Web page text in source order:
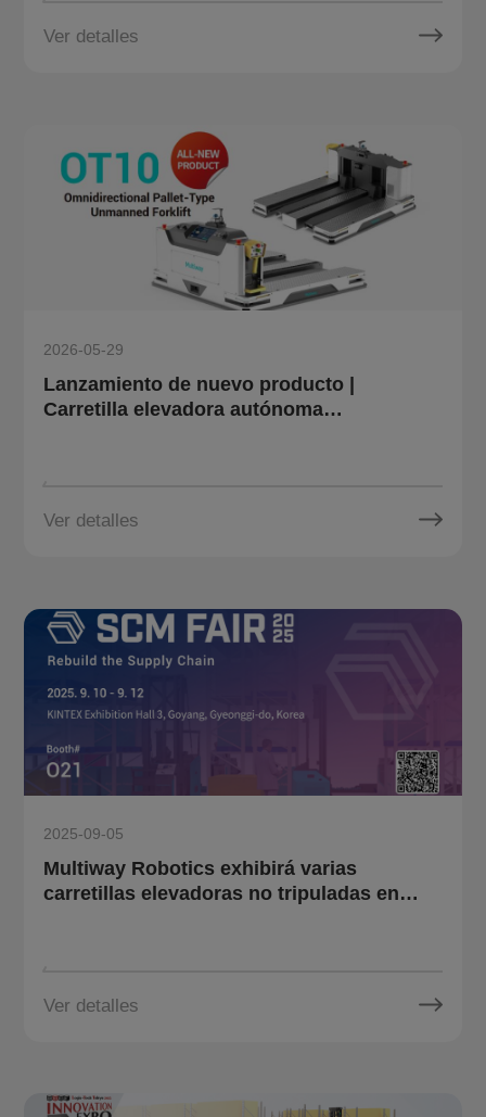
Ver detalles
2026-05-29
Lanzamiento de nuevo producto |
Carretilla elevadora autónoma
Ver detalles
2025-09-05
Multiway Robotics exhibirá varias
carretillas elevadoras no tripuladas en
Ver detalles